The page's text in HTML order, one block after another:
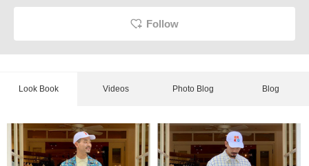
Follow
Look Book Videos Photo Blog Blog